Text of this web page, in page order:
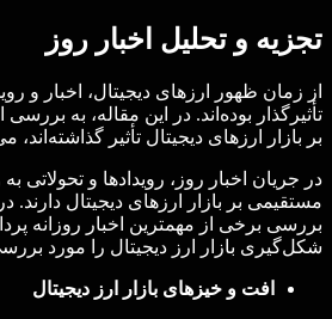
تجزیه و تحلیل اخبار روز
از زمان ظهور ارزهای دیجیتال، اخبار و
تأثیرگذار بوده‌اند. در این مقاله، به
بر بازار ارزهای دیجیتال تأثیر گذاشته‌اند،
در جریان اخبار روز، رویدادها و تحولاتی به
مستقیمی بر بازار ارزهای دیجیتال دارند.
بررسی برخی از مهمترین اخبار روزانه
شکل‌گیری بازار ارز دیجیتال را مورد
افت و خیزهای بازار ارز دیجیتال